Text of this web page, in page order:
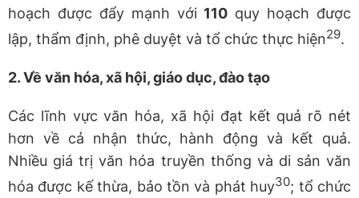
hoạch được đẩy mạnh với 110 quy hoạch được
lập, thẩm định, phê duyệt và tổ chức thực hiện29.
2.Về văn hóa, xã hội, giáo dục, đào tạo
Các lĩnh vực văn hóa, xã hội đạt kết quả rõ nét
hơn về cả nhận thức, hành động và kết quả.
Nhiều giá trị văn hóa truyền thống và di sản văn
hóa được kế thừa, bảo tồn và phát huy30; tổ chức